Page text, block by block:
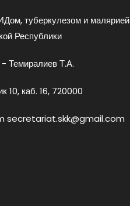
туберкулезом и малярией
Республики
Темиралиев Т.А.
10, каб. 16, 720000
secretariat.skk@gmail.com